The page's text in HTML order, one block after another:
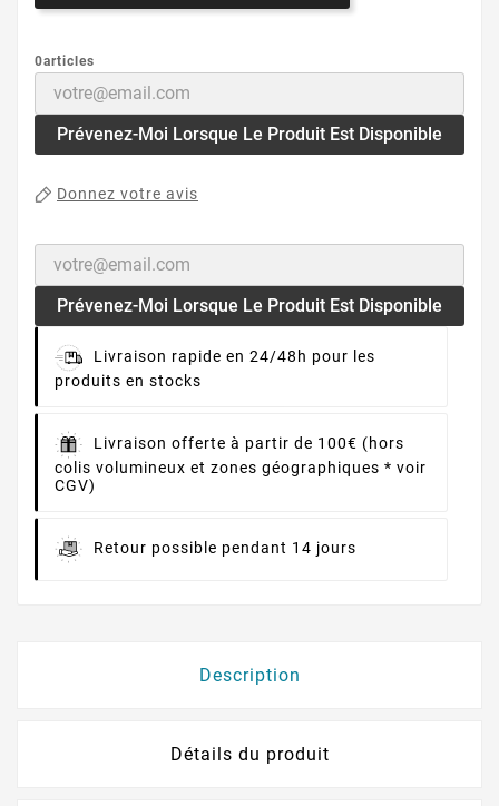
0articles
Prévenez-Moi Lorsque Le Produit Est Disponible
Donnez votre avis
Prévenez-Moi Lorsque Le Produit Est Disponible
Livraison rapide en 24/48h pour les
produits en stocks
Livraison offerte à partir de 100€ (hors
colis volumineux et zones géographiques * voir
CGV)
Retour possible pendant 14 jours
Description
Détails du produit